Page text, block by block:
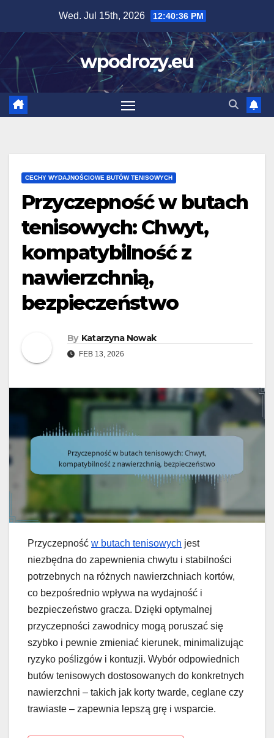
content
Wed. Jul 15th, 2026 12:40:38 PM
wpodrozy.eu
CECHY WYDAJNOŚCIOWE BUTÓW TENISOWYCH
Przyczepność w butach
tenisowych: Chwyt,
kompatybilność z
nawierzchnią,
bezpieczeństwo
By Katarzyna Nowak
FEB 13, 2026
Przyczepność w butach tenisowych jest
niezbędna do zapewnienia chwytu i stabilności
potrzebnych na różnych nawierzchniach kortów,
co bezpośrednio wpływa na wydajność i
bezpieczeństwo gracza. Dzięki optymalnej
przyczepności zawodnicy mogą poruszać się
szybko i pewnie zmieniać kierunek, minimalizując
ryzyko poślizgów i kontuzji. Wybór odpowiednich
butów tenisowych dostosowanych do konkretnych
nawierzchni – takich jak korty twarde, ceglane czy
trawiaste – zapewnia lepszą grę i wsparcie.